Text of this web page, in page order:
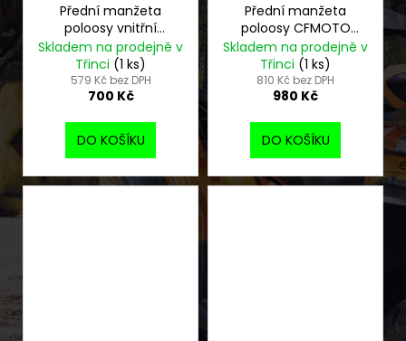
Přední manžeta
poloosy vnitřní
CFMOTO Gladiator
Skladem na prodejně v
Třinci (1 ks)
579 Kč bez DPH
700 Kč
DO KOŠÍKU
Přední manžeta
poloosy CFMOTO
Gladiator
Skladem na prodejně v
Třinci (1 ks)
810 Kč bez DPH
980 Kč
DO KOŠÍKU